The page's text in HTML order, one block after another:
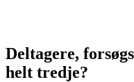
Deltagere,
helt tredje?